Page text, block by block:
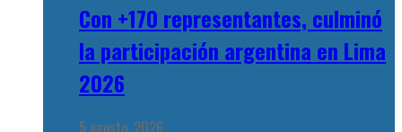
Con +170 representantes, culminó
la participación argentina en Lima
2026
5 agosto, 2026